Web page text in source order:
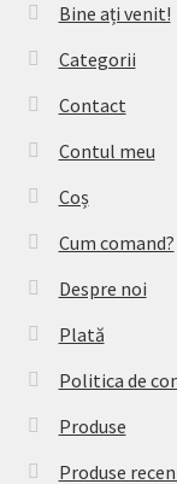
Bine ați venit!
Categorii
Contact
Contul meu
Coș
Cum comand?
Despre noi
Plată
Politica de
Produse
Produse